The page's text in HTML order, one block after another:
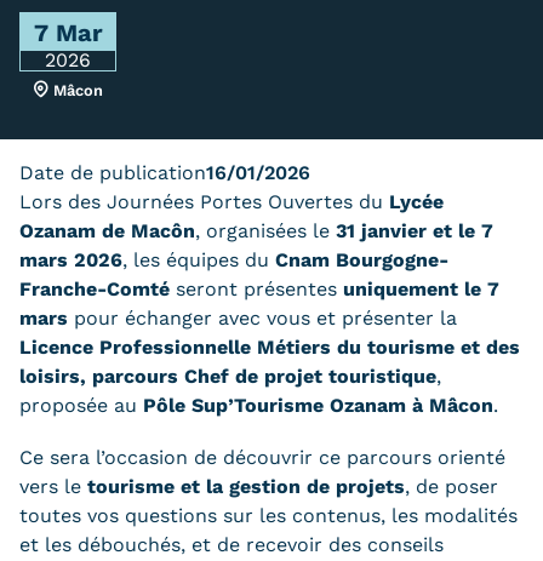
Catalogue national
Équivalences, passerelles et
suites de parcours
Modalités d'enseignement
Formation en présentiel
Alternance
Enseignement à distance
Validation des Acquis de
7 Mar
2026
Mâcon
Date de publication16/01/2026
Lors des Journées Portes Ouvertes du Lycée
Ozanam de Macôn, organisées le 31 janvier et le 7
mars 2026, les équipes du Cnam Bourgogne-
Franche-Comté seront présentes uniquement le 7
mars pour échanger avec vous et présenter la
Licence Professionnelle Métiers du tourisme et des
loisirs, parcours Chef de projet touristique,
proposée au Pôle Sup’Tourisme Ozanam à Mâcon.
Ce sera l’occasion de découvrir ce parcours orienté
vers le tourisme et la gestion de projets, de poser
toutes vos questions sur les contenus, les modalités
et les débouchés, et de recevoir des conseils